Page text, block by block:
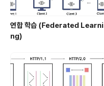
연합 학습 (Federated Learni
ng)